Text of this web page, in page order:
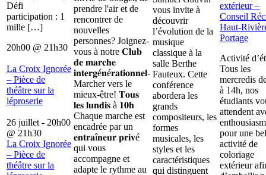
Défi
participation : 1
mille […]
20h00 @ 21h30
La Croix Ignorée
– Pièce de
théâtre sur la
léproserie
26 juillet - 20h00
@ 21h30
La Croix Ignorée
– Pièce de
théâtre sur la
prendre l'air et de
rencontrer de
nouvelles
personnes? Joignez-
vous à notre 𝐂𝐥𝐮𝐛
𝐝𝐞 𝐦𝐚𝐫𝐜𝐡𝐞
𝐢𝐧𝐭𝐞𝐫𝐠é𝐧é𝐫𝐚𝐭𝐢𝐨𝐧𝐧𝐞𝐥-
Marcher vers le
mieux-être! 𝐓𝐨𝐮𝐬
𝐥𝐞𝐬 𝐥𝐮𝐧𝐝𝐢𝐬 à 𝟏𝟎𝐡
Chaque marche est
encadrée par un
𝐞𝐧𝐭𝐫𝐚î𝐧𝐞𝐮𝐫 𝐩𝐫𝐢𝐯é
qui vous
accompagne et
adapte le rythme au
vous invite à
découvrir
l’évolution de la
musique
classique à la
salle Berthe
Fauteux. Cette
conférence
abordera les
grands
compositeurs, les
formes
musicales, les
styles et les
caractéristiques
qui distinguent
extérieur –
Conseil
Haut-
Portage
Activité
Tous les
mercredis
à 14h, nos
étudiants
attendent
pour une
activité de
coloriage
extérieur